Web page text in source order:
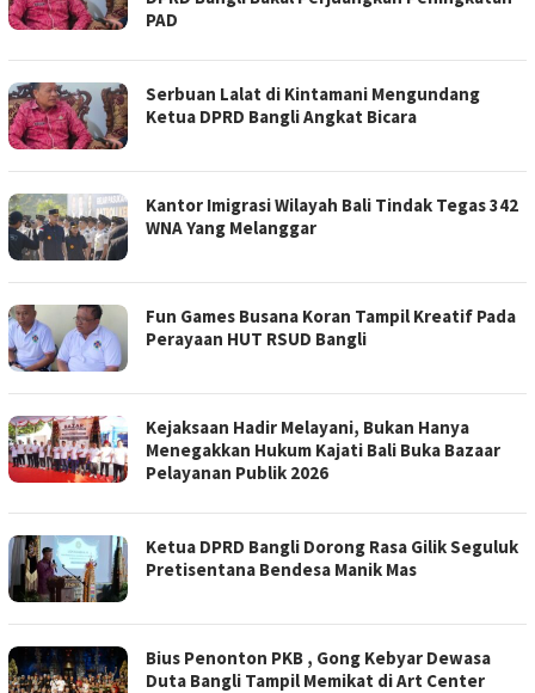
PAD
Serbuan Lalat di Kintamani Mengundang
Ketua DPRD Bangli Angkat Bicara
Kantor Imigrasi Wilayah Bali Tindak Tegas 342
WNA Yang Melanggar
Fun Games Busana Koran Tampil Kreatif Pada
Perayaan HUT RSUD Bangli
Kejaksaan Hadir Melayani, Bukan Hanya
Menegakkan Hukum Kajati Bali Buka Bazaar
Pelayanan Publik 2026
Ketua DPRD Bangli Dorong Rasa Gilik Seguluk
Pretisentana Bendesa Manik Mas
Bius Penonton PKB , Gong Kebyar Dewasa
Duta Bangli Tampil Memikat di Art Center